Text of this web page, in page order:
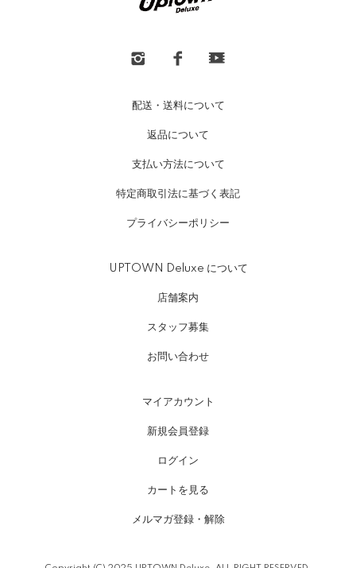
配送・送料について
返品について
支払い方法について
特定商取引法に基づく表記
プライバシーポリシー
UPTOWN Deluxe について
店舗案内
スタッフ募集
お問い合わせ
マイアカウント
新規会員登録
ログイン
カートを見る
メルマガ登録・解除